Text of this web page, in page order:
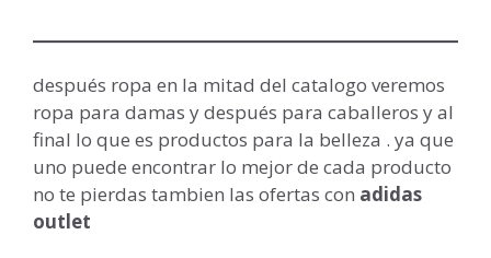
después ropa en la mitad del catalogo veremos
ropa para damas y después para caballeros y al
final lo que es productos para la belleza . ya que
uno puede encontrar lo mejor de cada producto
no te pierdas tambien las ofertas con adidas
outlet